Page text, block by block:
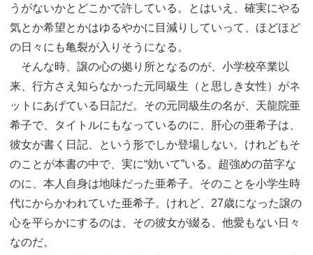
うがないかとどこかで許している。とはいえ、確実にやる
気とか希望とかはゆるやかに目減りしていって、ほどほど
の日々にも亀裂が入りそうになる。
そんな時、譲の心の拠り所となるのが、小学校卒業以
来、行方さえ知らなかった元同級生（と思しき女性）がネ
ットにあげている日記だ。その元同級生の名が、天龍院亜
希子で、タイトルにもなっているのに、肝心の亜希子は、
彼女が書く日記、という形でしか登場しない。けれどもそ
のことが本書の中で、実に“効いて”いる。超強めの苗字な
のに、本人自身は地味だった亜希子。そのことを小学生時
代にからかわれていた亜希子。けれど、27歳になった譲の
心を平らかにするのは、その彼女が綴る、他愛もない日々
なのだ。